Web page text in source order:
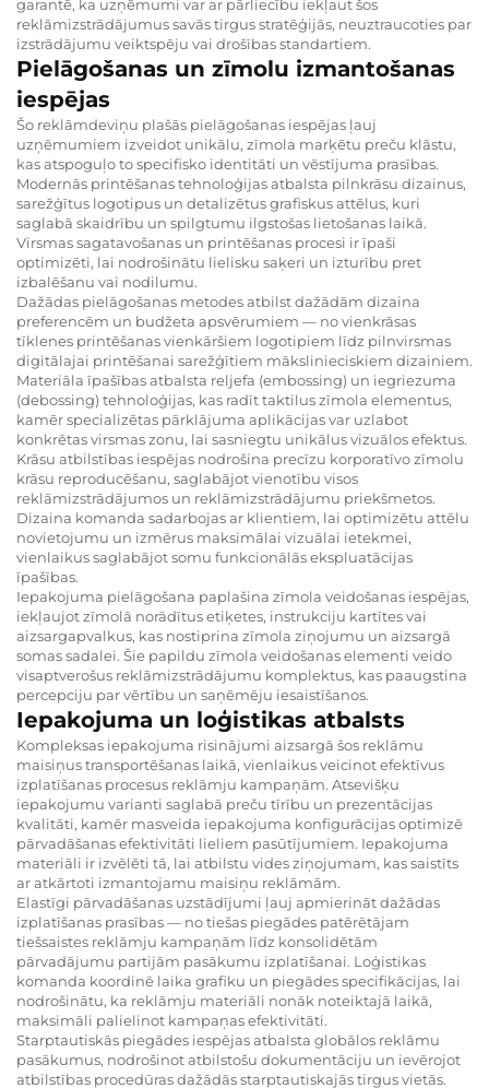
garantē, ka uzņēmumi var ar pārliecību iekļaut šos
reklāmizstrādājumus savās tirgus stratēģijās, neuztraucoties par
izstrādājumu veiktspēju vai drošības standartiem.
Pielāgošanas un zīmolu izmantošanas
iespējas
Šo reklāmdeviņu plašās pielāgošanas iespējas ļauj
uzņēmumiem izveidot unikālu, zīmola marķētu preču klāstu,
kas atspoguļo to specifisko identitāti un vēstījuma prasības.
Modernās printēšanas tehnoloģijas atbalsta pilnkrāsu dizainus,
sarežģītus logotipus un detalizētus grafiskus attēlus, kuri
saglabā skaidrību un spilgtumu ilgstošas lietošanas laikā.
Virsmas sagatavošanas un printēšanas procesi ir īpaši
optimizēti, lai nodrošinātu lielisku saķeri un izturību pret
izbalēšanu vai nodilumu.
Dažādas pielāgošanas metodes atbilst dažādām dizaina
preferencēm un budžeta apsvērumiem — no vienkrāsas
tīklenes printēšanas vienkāršiem logotipiem līdz pilnvirsmas
digitālajai printēšanai sarežģītiem mākslinieciskiem dizainiem.
Materiāla īpašības atbalsta reljefa (embossing) un iegriezuma
(debossing) tehnoloģijas, kas radīt taktilus zīmola elementus,
kamēr specializētas pārklājuma aplikācijas var uzlabot
konkrētas virsmas zonu, lai sasniegtu unikālus vizuālos efektus.
Krāsu atbilstības iespējas nodrošina precīzu korporatīvo zīmolu
krāsu reproducēšanu, saglabājot vienotību visos
reklāmizstrādājumos un reklāmizstrādājumu priekšmetos.
Dizaina komanda sadarbojas ar klientiem, lai optimizētu attēlu
novietojumu un izmērus maksimālai vizuālai ietekmei,
vienlaikus saglabājot somu funkcionālās ekspluatācijas
īpašības.
Iepakojuma pielāgošana paplašina zīmola veidošanas iespējas,
iekļaujot zīmolā norādītus etiķetes, instrukciju kartītes vai
aizsargapvalkus, kas nostiprina zīmola ziņojumu un aizsargā
somas sadalei. Šie papildu zīmola veidošanas elementi veido
visaptverošus reklāmizstrādājumu komplektus, kas paaugstina
percepciju par vērtību un saņēmēju iesaistīšanos.
Iepakojuma un loģistikas atbalsts
Kompleksas iepakojuma risinājumi aizsargā šos reklāmu
maisiņus transportēšanas laikā, vienlaikus veicinot efektīvus
izplatīšanas procesus reklāmju kampaņām. Atsevišķu
iepakojumu varianti saglabā preču tīrību un prezentācijas
kvalitāti, kamēr masveida iepakojuma konfigurācijas optimizē
pārvadāšanas efektivitāti lieliem pasūtījumiem. Iepakojuma
materiāli ir izvēlēti tā, lai atbilstu vides ziņojumam, kas saistīts
ar atkārtoti izmantojamu maisiņu reklāmām.
Elastīgi pārvadāšanas uzstādījumi ļauj apmierināt dažādas
izplatīšanas prasības — no tiešas piegādes patērētājam
tiešsaistes reklāmju kampaņām līdz konsolidētām
pārvadājumu partijām pasākumu izplatīšanai. Loģistikas
komanda koordinē laika grafiku un piegādes specifikācijas, lai
nodrošinātu, ka reklāmju materiāli nonāk noteiktajā laikā,
maksimāli palielinot kampaņas efektivitāti.
Starptautiskās piegādes iespējas atbalsta globālos reklāmu
pasākumus, nodrošinot atbilstošu dokumentāciju un ievērojot
atbilstības procedūras dažādās starptautiskajās tirgus vietās.